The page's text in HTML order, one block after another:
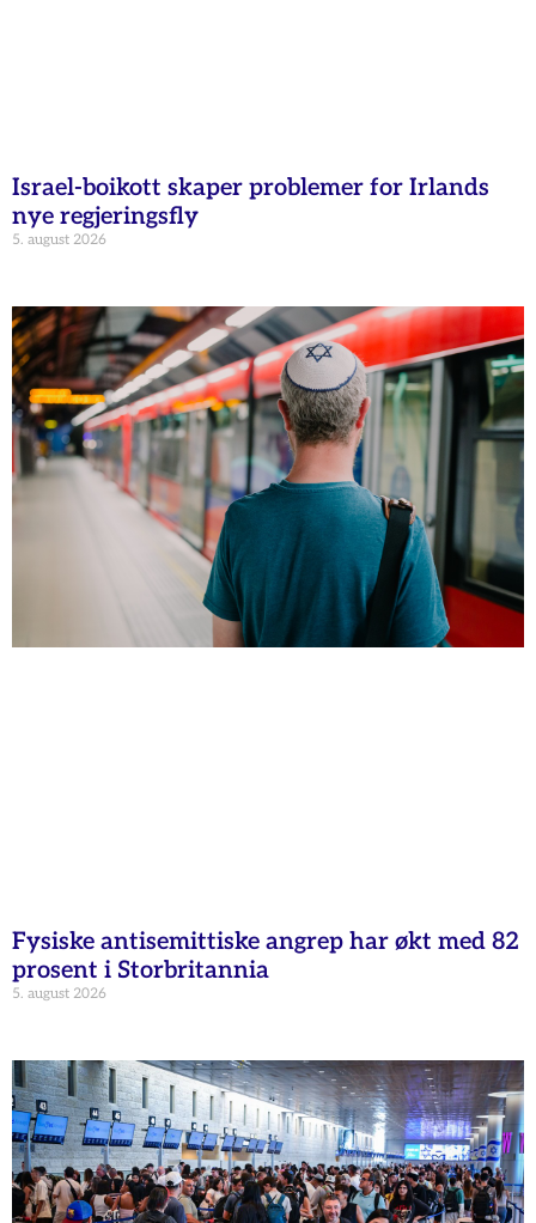
Israel-boikott skaper problemer for Irlands
nye regjeringsfly
5. august 2026
Fysiske antisemittiske angrep har økt med 82
prosent i Storbritannia
5. august 2026